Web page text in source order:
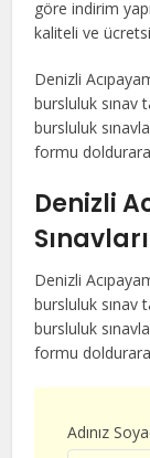
göre indirim
kaliteli ve
Denizli
bursluluk sınav
bursluluk
formu
Denizli
Denizli
bursluluk sınav
bursluluk
formu
Adınız